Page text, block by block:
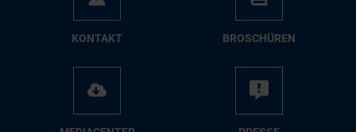
KON­TAKT BRO­SCHÜ­REN